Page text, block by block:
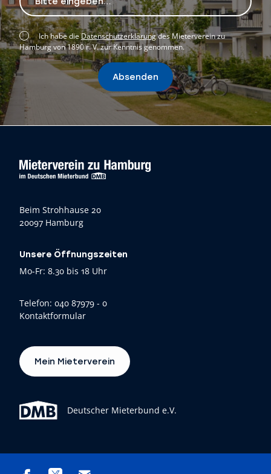
Ich habe dieDatenschutzerklärungdes Mieterverein zu
Hamburg von 1890 r. V. zur Kenntnis genommen.
Absenden
Beim Strohhause 20
20097 Hamburg
Unsere Öffnungszeiten
Mo-Fr: 8.30 bis 18 Uhr
Telefon: 040 87979 - 0
Kontaktformular
Deutscher Mieterbund e.V.
Mein Mieterverein